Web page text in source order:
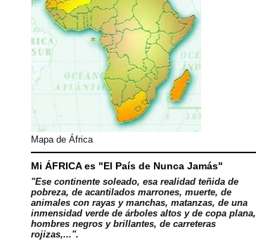
Mapa de África
Mi ÁFRICA es "El País de Nunca Jamás"
"Ese continente soleado, esa realidad teñida de
pobreza, de acantilados marrones, muerte, de
animales con rayas y manchas, matanzas, de una
inmensidad verde de árboles altos y de copa plana,
hombres negros y brillantes, de carreteras
rojizas,...".